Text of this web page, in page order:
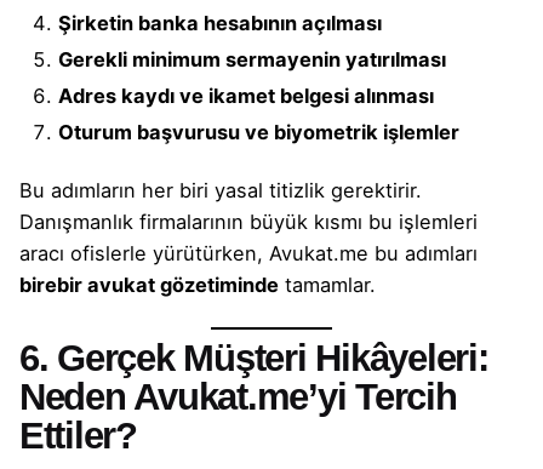
Şirketin banka hesabının açılması
Gerekli minimum sermayenin yatırılması
Adres kaydı ve ikamet belgesi alınması
Oturum başvurusu ve biyometrik işlemler
Bu adımların her biri yasal titizlik gerektirir.
Danışmanlık firmalarının büyük kısmı bu işlemleri
aracı ofislerle yürütürken, Avukat.me bu adımları
birebir avukat gözetiminde tamamlar.
6. Gerçek Müşteri Hikâyeleri:
Neden Avukat.me’yi Tercih
Ettiler?